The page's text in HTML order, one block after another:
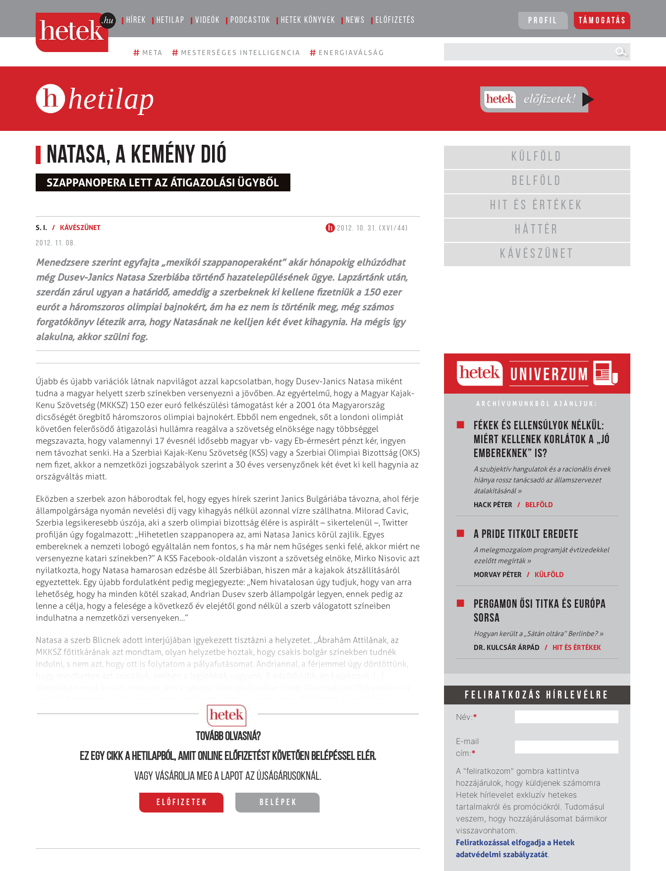
Hírek Hetilap Videók Podcastok Hetek könyvek News Előfizetés Profil Támogatás
# META # MESTERSÉGES INTELLIGENCIA # ENERGIAVÁLSÁG
hetilap
Natasa, a kemény dió
SZAPPANOPERA LETT AZ ÁTIGAZOLÁSI ÜGYBŐL
S. I. / KÁVÉSZÜNET
2012. 10. 31. (XVI/44)
2012. 11. 08.
Menedzsere szerint egyfajta „mexikói szappanoperaként” akár hónapokig elhúzódhat
még Dusev-Janics Natasa Szerbiába történő hazatelepülésének ügye. Lapzártánk után,
szerdán zárul ugyan a határidő, ameddig a szerbeknek ki kellene fizetniük a 150 ezer
eurót a háromszoros olimpiai bajnokért, ám ha ez nem is történik meg, még számos
forgatókönyv létezik arra, hogy Natasának ne kelljen két évet kihagynia. Ha mégis így
alakulna, akkor szülni fog.
Újabb és újabb variációk látnak napvilágot azzal kapcsolatban, hogy Dusev-Janics Natasa miként
tudna a magyar helyett szerb színekben versenyezni a jövőben. Az egyértelmű, hogy a Magyar Kajak-
Kenu Szövetség (MKKSZ) 150 ezer euró felkészülési támogatást kér a 2001 óta Magyarország
dicsőségét öregbítő háromszoros olimpiai bajnokért. Ebből nem engednek, sőt a londoni olimpiát
követően felerősödő átigazolási hullámra reagálva a szövetség elnöksége nagy többséggel
megszavazta, hogy valamennyi 17 évesnél idősebb magyar vb- vagy Eb-érmesért pénzt kér, ingyen
nem távozhat senki. Ha a Szerbiai Kajak-Kenu Szövetség (KSS) vagy a Szerbiai Olimpiai Bizottság (OKS)
nem fizet, akkor a nemzetközi jogszabályok szerint a 30 éves versenyzőnek két évet ki kell hagynia az
országváltás miatt.
Eközben a szerbek azon háborodtak fel, hogy egyes hírek szerint Janics Bulgáriába távozna, ahol férje
állampolgársága nyomán nevelési díj vagy kihagyás nélkül azonnal vízre szállhatna. Milorad Cavic,
Szerbia legsikeresebb úszója, aki a szerb olimpiai bizottság élére is aspirált – sikertelenül –, Twitter
profilján úgy fogalmazott: „Hihetetlen szappanopera az, ami Natasa Janics körül zajlik. Egyes
embereknek a nemzeti lobogó egyáltalán nem fontos, s ha már nem hűséges senki felé, akkor miért ne
versenyezne katari színekben?” A KSS Facebook-oldalán viszont a szövetség elnöke, Mirko Nisovic azt
nyilatkozta, hogy Natasa hamarosan edzésbe áll Szerbiában, hiszen már a kajakok átszállításáról
egyeztettek. Egy újabb fordulatként pedig megjegyezte: „Nem hivatalosan úgy tudjuk, hogy van arra
lehetőség, hogy ha min­den kötél szakad, Andrian Dusev szerb állam­polgár legyen, ennek pedig az
lenne a célja, hogy a felesége a következő év elejétől gond nélkül a szerb válogatott színeiben
indulhatna a nemzetközi versenyeken…”
Natasa a szerb Blicnek adott interjújában igyekezett tisztázni a helyzetet. „Ábrahám Attilának, az
MKKSZ főtitkárának azt mondtam, olyan helyzetbe hoztak, hogy csakis bolgár színekben tudnék
indulni, s nem azt, hogy ott is folytatom a pályafutásomat. Andriannal, a férjemmel úgy döntöttünk,
családom is él. Itt nincs semmiféle dilemma” – mondta.
Tovább olvasná?
Ez egy cikk a hetilapból, amit online előfizetést követően belépéssel elér.
Vagy vásárolja meg a lapot az újságárusoknál.
Előfizetek Belépek
KÜLFÖLD
BELFÖLD
HIT ÉS ÉRTÉKEK
HÁTTÉR
KÁVÉSZÜNET
ARCHÍVUMUNKBÓL AJÁNLJUK:
FÉKEK ÉS ELLENSÚLYOK NÉLKÜL:
MIÉRT KELLENEK KORLÁTOK A „JÓ
EMBEREKNEK” IS?
A szubjektív hangulatok és a racionális érvek
hiánya rossz tanácsadó az államszervezet
átalakításánál»
HACK PÉTER
/ BELFÖLD
A PRIDE TITKOLT EREDETE
A melegmozgalom programját évtizedekkel
ezelőtt megírták»
MORVAY PÉTER
/ KÜLFÖLD
PERGAMON ŐSI TITKA ÉS EURÓPA
SORSA
Hogyan került a „Sátán oltára” Berlinbe?»
DR. KULCSÁR ÁRPÁD
/ HIT ÉS ÉRTÉKEK
FELIRATKOZÁS HÍRLEVÉLRE
Név:*
E-mail
cím:*
A "feliratkozom" gombra kattintva
hozzájárulok, hogy küldjenek számomra
Hetek hírlevelet exkluzív hetekes
tartalmakról és promóciókról. Tudomásul
veszem, hogy hozzájárulásomat bármikor
visszavonhatom.
Feliratkozással elfogadja a Hetek
adatvédelmi szabályzatát.